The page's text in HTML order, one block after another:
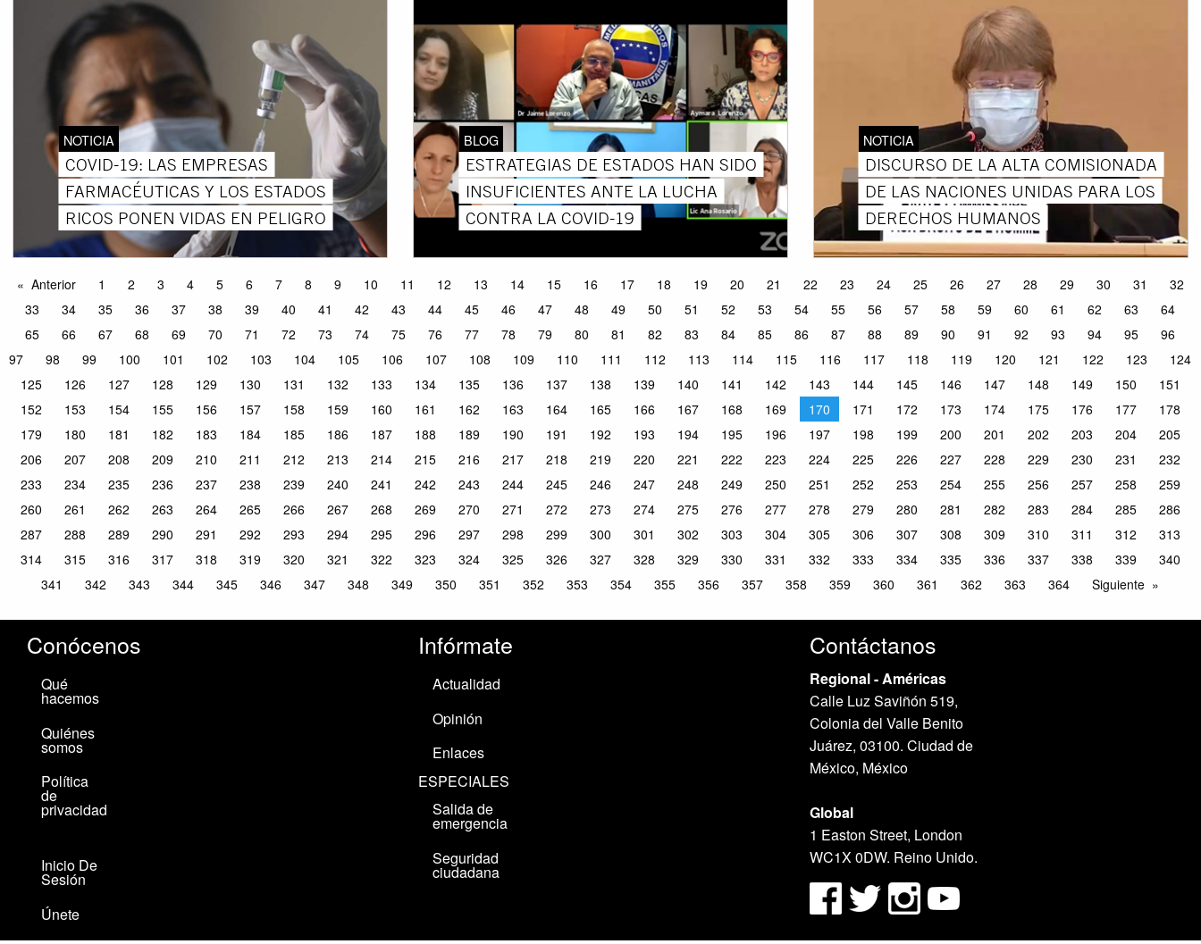
NOTICIA
COVID-19: LAS EMPRESAS
FARMACÉUTICAS Y LOS ESTADOS
RICOS PONEN VIDAS EN PELIGRO
BLOG
ESTRATEGIAS DE ESTADOS HAN SIDO
INSUFICIENTES ANTE LA LUCHA
CONTRA LA COVID-19
NOTICIA
DISCURSO DE LA ALTA COMISIONADA
DE LAS NACIONES UNIDAS PARA LOS
DERECHOS HUMANOS
Anterior 1 2 3 4 5 6 7 8 9 10 11 12 13 14 15 16 17 18 19 20 21 22 23 24 25 26 27 28 29 30 31
32
33
34 35 36 37 38 39 40 41 42 43 44 45 46 47 48 49 50 51 52 53 54 55 56 57 58 59 60 61 62 63
64
65
66 67 68 69 70 71 72 73 74 75 76 77 78 79 80 81 82 83 84 85 86 87 88 89 90 91 92 93 94 95
96
97
98 99 100 101 102 103 104 105 106 107 108 109 110 111 112 113 114 115 116 117 118 119 120 121 122 123
124
125
126 127 128 129 130 131 132 133 134 135 136 137 138 139 140 141 142 143 144 145 146 147 148 149 150
151
152
153 154 155 156 157 158 159 160 161 162 163 164 165 166 167 168 169 170 171 172 173 174 175 176 177
178
179
180 181 182 183 184 185 186 187 188 189 190 191 192 193 194 195 196 197 198 199 200 201 202 203 204
205
206
207 208 209 210 211 212 213 214 215 216 217 218 219 220 221 222 223 224 225 226 227 228 229 230 231
232
233
234 235 236 237 238 239 240 241 242 243 244 245 246 247 248 249 250 251 252 253 254 255 256 257 258
259
260
261 262 263 264 265 266 267 268 269 270 271 272 273 274 275 276 277 278 279 280 281 282 283 284 285
286
287
288 289 290 291 292 293 294 295 296 297 298 299 300 301 302 303 304 305 306 307 308 309 310 311 312
313
314
315 316 317 318 319 320 321 322 323 324 325 326 327 328 329 330 331 332 333 334 335 336 337 338 339
340
341
342 343 344 345 346 347 348 349 350 351 352 353 354 355 356 357 358 359 360 361 362 363 364 Siguiente
Conócenos
Qué
hacemos
Quiénes
somos
Política
de
privacidad
Inicio De
Sesión
Únete
Infórmate
Actualidad
Opinión
Enlaces
ESPECIALES
Salida de
emergencia
Seguridad
ciudadana
Contáctanos
Regional - Américas
Calle Luz Saviñón 519,
Colonia del Valle Benito
Juárez, 03100. Ciudad de
México, México
Global
1 Easton Street, London
WC1X 0DW. Reino Unido.